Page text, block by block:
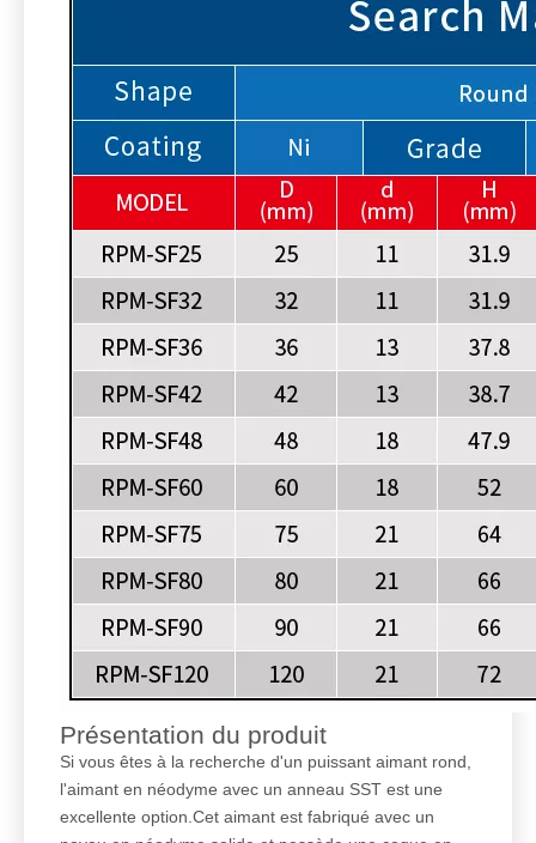
Présentation du produit
Si vous êtes à la recherche d'un puissant aimant rond,
l'aimant en néodyme avec un anneau SST est une
excellente option.Cet aimant est fabriqué avec un